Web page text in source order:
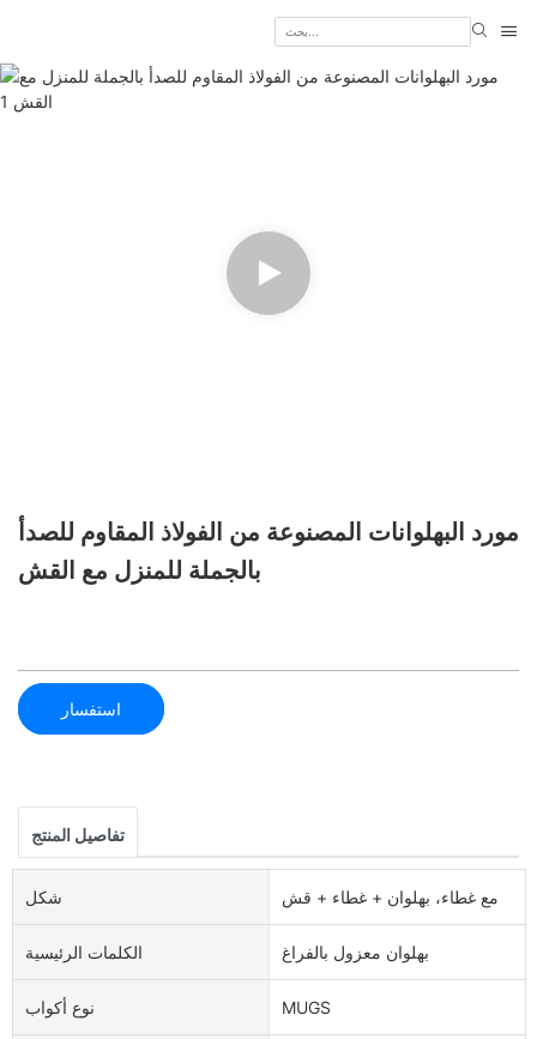
مورد البهلوانات المصنوعة من الفولاذ المقاوم للصدأ
بالجملة للمنزل مع القش
استفسار
تفاصيل المنتج
شكل مع غطاء، بهلوان + غطاء + قش
الكلمات الرئيسية بهلوان معزول بالفراغ
نوع أكواب MUGS